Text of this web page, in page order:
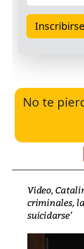
No te
Video,
criminales,
suicidarse’